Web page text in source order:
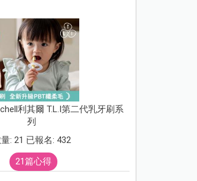
利其爾 T.L.I第二代乳牙刷系
列
: 21 已報名: 432
21篇心得